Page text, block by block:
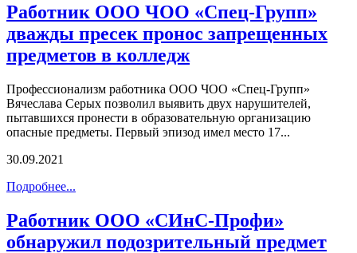
Работник ООО ЧОО «Спец-Групп»
дважды пресек пронос запрещенных
предметов в колледж
Профессионализм работника ООО ЧОО «Спец-Групп»
Вячеслава Серых позволил выявить двух нарушителей,
пытавшихся пронести в образовательную организацию
опасные предметы. Первый эпизод имел место 17...
30.09.2021
Подробнее...
Работник ООО «СИнС-Профи»
обнаружил подозрительный предмет